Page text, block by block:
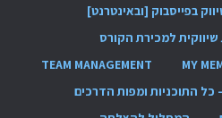
MY
TEAM MANAGEMENT
כל התוכניות ומפות הדרכים